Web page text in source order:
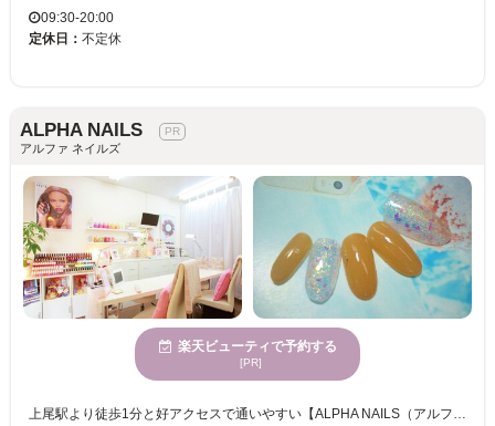
09:30-20:00
定休日： 不定休
ALPHA NAILS
アルファ ネイルズ
楽天ビューティで予約する
[PR]
上尾駅より徒歩1分と好アクセスで通いやすい【ALPHA NAILS（アルファ ネイルズ）】白を基調としたインテリアは、安心してサービスを受けていただけるよう、日々のクリンネスを実施し、お客様お一人おひとりが、ゆったりとできる空間を保てるよう心がけています。 当店のこだわりは、ネイルの『ケア』。すべてのネイルサービスにおいて爪の健康が第一と考えています。爪が傷んでしまい、ジェルネイルの持ちが悪くて悩んでいるお客様も、丁寧なネイルケアに重点をおいた『ダメージレスケア』で、自爪の健康を守りながら、オシャレを楽しみましょう♪ お財布に優しいお値段で試せる定額コースをHANDを3コース、FOOTを2コースご用意しています☆ダメージレスケアで美爪育生を行います。デザインやライフスタイル、ご予算に合わせてお好きなコースをお選びください♪さらに300色以上あるカラーの中からお好きな色を選んで頂けますので、自分好みにアレンジも可能です☆ ネイルが初めての方もご相談をお待ちしております。 是非お気軽にお越しください♪